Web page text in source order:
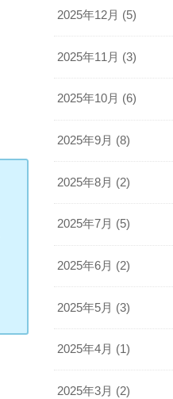
2025年12月 (5)
2025年11月 (3)
2025年10月 (6)
2025年9月 (8)
2025年8月 (2)
2025年7月 (5)
2025年6月 (2)
2025年5月 (3)
2025年4月 (1)
2025年3月 (2)